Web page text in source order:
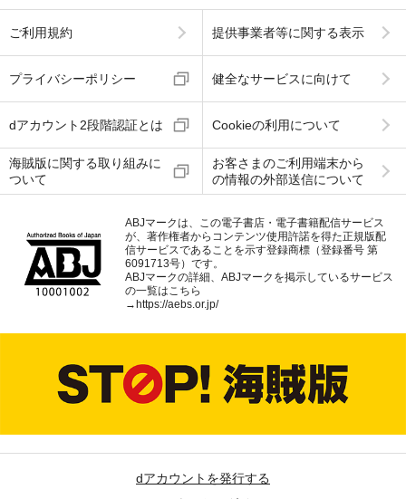
ご利用規約 提供事業者等に関する表示
プライバシーポリシー 健全なサービスに向けて
dアカウント2段階認証とは Cookieの利用について
海賊版に関する取り組みに
ついて
お客さまのご利用端末から
の情報の外部送信について
ABJマークは、この電子書店・電子書籍配信サービス
が、著作権者からコンテンツ使用許諾を得た正規版配
信サービスであることを示す登録商標（登録番号 第
6091713号）です。
ABJマークの詳細、ABJマークを掲示しているサービス
の一覧はこちら
→ https://aebs.or.jp/
dアカウントを発行する